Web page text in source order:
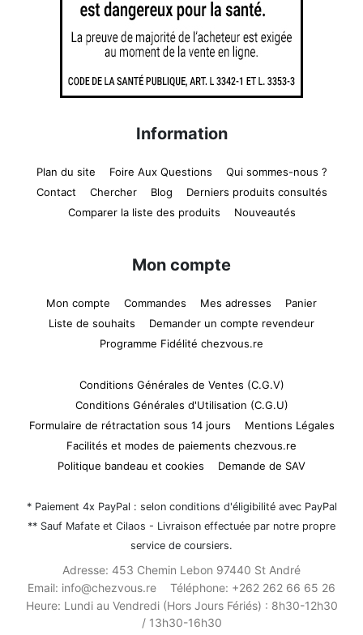
Information
Plan du site Foire Aux Questions
Qui sommes-nous ?
Contact
Chercher Blog
Derniers produits consultés
Comparer la liste des produits
Nouveautés
Mon compte
Mon compte Commandes Mes adresses
Panier
Liste de souhaits
Demander un compte revendeur
Programme Fidélité chezvous.re
Conditions Générales de Ventes (C.G.V)
Conditions Générales d'Utilisation (C.G.U)
Formulaire de rétractation sous 14 jours
Mentions Légales
Facilités et modes de paiements chezvous.re
Politique bandeau et cookies
Demande de SAV
* Paiement 4x PayPal : selon conditions d'éligibilité avec PayPal
** Sauf Mafate et Cilaos - Livraison effectuée par notre propre
service de coursiers.
Adresse: 453 Chemin Lebon 97440 St André
Email: info@chezvous.re Téléphone: +262 262 66 65 26
Heure: Lundi au Vendredi (Hors Jours Fériés) : 8h30-12h30
/ 13h30-16h30